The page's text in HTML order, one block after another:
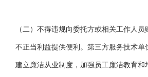
（二）不得违规向委托方或相关工作人
不正当利益提供便利。第三方服务技术单
建立廉洁从业制度，加强员工廉洁教育和